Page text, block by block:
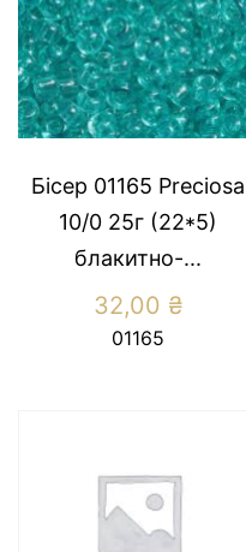
Бісер 01165 Preсiosa
10/0 25г (22*5)
блакитно-...
32,00 ₴
01165